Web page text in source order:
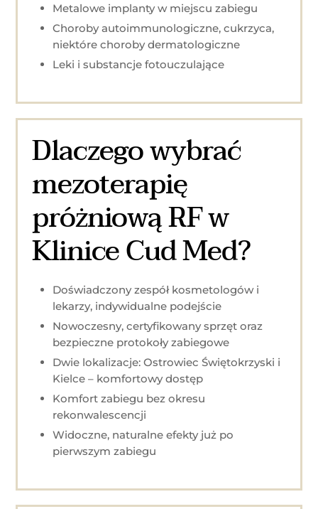
Metalowe implanty w miejscu zabiegu
Choroby autoimmunologiczne, cukrzyca,
niektóre choroby dermatologiczne
Leki i substancje fotouczulające
Dlaczego wybrać
mezoterapię
próżniową RF w
Klinice Cud Med?
Doświadczony zespół kosmetologów i
lekarzy, indywidualne podejście
Nowoczesny, certyfikowany sprzęt oraz
bezpieczne protokoły zabiegowe
Dwie lokalizacje: Ostrowiec Świętokrzyski i
Kielce – komfortowy dostęp
Komfort zabiegu bez okresu
rekonwalescencji
Widoczne, naturalne efekty już po
pierwszym zabiegu